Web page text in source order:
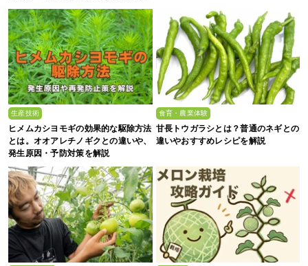
生産技術
ヒメムカシヨモギの効果的な駆除方法
とは。オオアレチノギクとの違いや、
発生原因・予防対策を解説
食育・農業体験
甘長トウガラシとは？普通のネギとの
違いやおすすめレシピを解説